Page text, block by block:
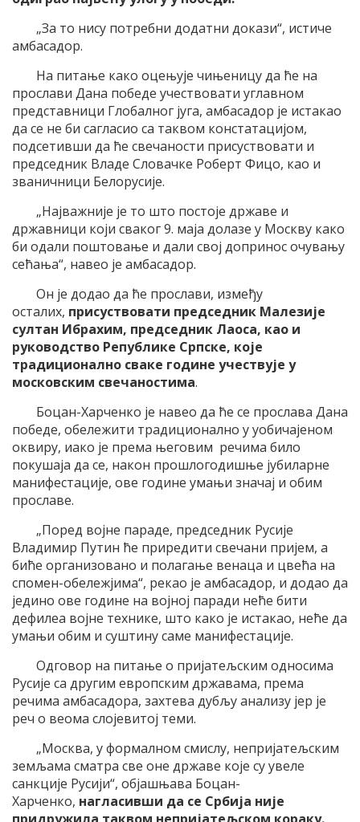
„За то нису потребни додатни докази“, истиче
амбасадор.
На питање како оцењује чињеницу да ће на
прослави Дана победе учествовати углавном
представници Глобалног југа, амбасадор је истакао
да се не би сагласио са таквом констатацијом,
подсетивши да ће свечаности присуствовати и
председник Владе Словачке Роберт Фицо, као и
званичници Белорусије.
„Најважније је то што постоје државе и
државници који сваког 9. маја долазе у Москву како
би одали поштовање и дали свој допринос очувању
сећања“, навео је амбасадор.
Он је додао да ће прослави, између
осталих, присуствовати председник Малезије
султан Ибрахим, председник Лаоса, као и
руководство Републике Српске, које
традиционално сваке године учествује у
московским свечаностима.
Боцан-Харченко је навео да ће се прослава Дана
победе, обележити традиционално у уобичајеном
оквиру, иако је према његовим речима било
покушаја да се, након прошлогодишње јубиларне
манифестације, ове године умањи значај и обим
прославе.
„Поред војне параде, председник Русије
Владимир Путин ће приредити свечани пријем, а
биће организовано и полагање венаца и цвећа на
спомен-обележјима“, рекао је амбасадор, и додао да
једино ове године на војној паради неће бити
дефилеа војне технике, што како је истакао, неће да
умањи обим и суштину саме манифестације.
Одговор на питање о пријатељским односима
Русије са другим европским државама, према
речима амбасадора, захтева дубљу анализу јер је
реч о веома слојевитој теми.
„Москва, у формалном смислу, непријатељским
земљама сматра све оне државе које су увеле
санкције Русији“, објашњава Боцан-
Харченко, нагласивши да се Србија није